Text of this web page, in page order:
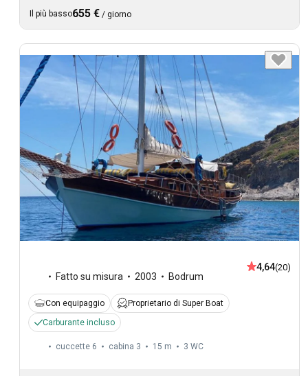
Il più basso655 € / giorno
Fatto su misura 2003 Bodrum
4,64(20)
Con equipaggio
Proprietario di Super Boat
Carburante incluso
cuccette 6 cabina 3 15 m 3 WC